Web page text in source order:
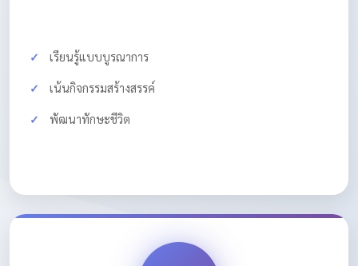
เรียนรู้แบบบูรณาการ
เน้นกิจกรรมสร้างสรรค์
พัฒนาทักษะชีวิต